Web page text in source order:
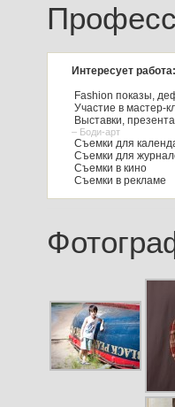
Интересует работа:
Fashion показы,
Участие в мастер-
Выставки,
– Боди-арт
Съемки для
Съемки для
Съемки в кино
Съемки в рекламе